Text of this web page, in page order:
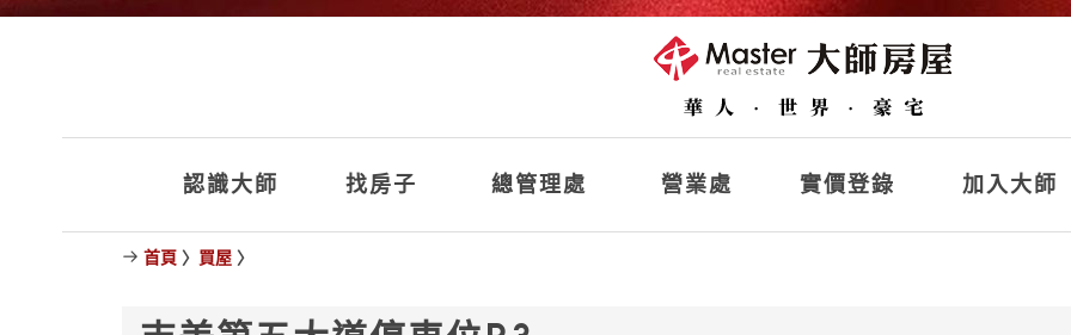
認識大師 找房子 總管理處 營業處 實價登錄 加入大師
首頁 〉 買屋 〉